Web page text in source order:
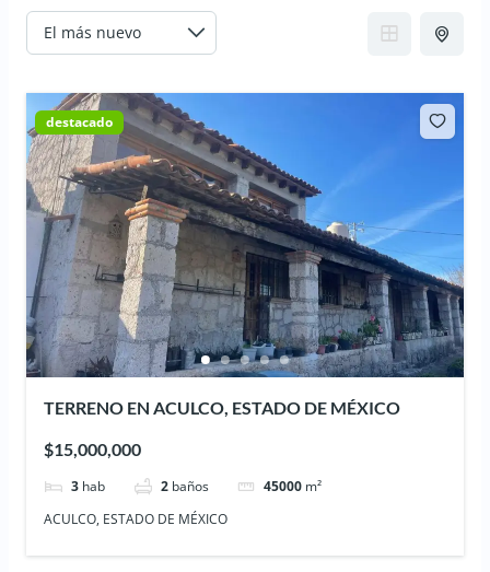
destacado
TERRENO EN ACULCO, ESTADO DE MÉXICO
$15,000,000
3 hab 2 baños 45000 m²
ACULCO, ESTADO DE MÉXICO